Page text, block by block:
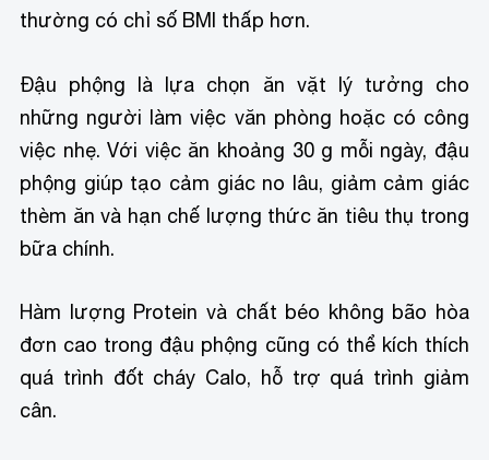
thường có chỉ số BMI thấp hơn.
Đậu phộng là lựa chọn ăn vặt lý tưởng cho
những người làm việc văn phòng hoặc có công
việc nhẹ. Với việc ăn khoảng 30 g mỗi ngày, đậu
phộng giúp tạo cảm giác no lâu, giảm cảm giác
thèm ăn và hạn chế lượng thức ăn tiêu thụ trong
bữa chính.
Hàm lượng Protein và chất béo không bão hòa
đơn cao trong đậu phộng cũng có thể kích thích
quá trình đốt cháy Calo, hỗ trợ quá trình giảm
cân.